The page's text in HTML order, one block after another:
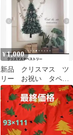
¥1,000
新品 クリスマス ツ
リー お祝い タペス
トリー パーティー
もみの木 壁掛け